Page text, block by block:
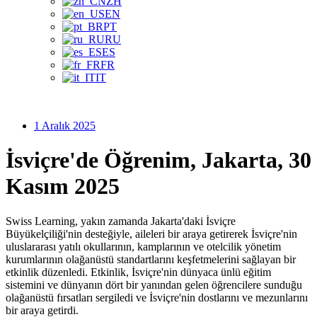
EN
PT
RU
ES
FR
IT
1 Aralık 2025
İsviçre'de Öğrenim, Jakarta, 30
Kasım 2025
Swiss Learning, yakın zamanda Jakarta'daki İsviçre
Büyükelçiliği'nin desteğiyle, aileleri bir araya getirerek İsviçre'nin
uluslararası yatılı okullarının, kamplarının ve otelcilik yönetim
kurumlarının olağanüstü standartlarını keşfetmelerini sağlayan bir
etkinlik düzenledi. Etkinlik, İsviçre'nin dünyaca ünlü eğitim
sistemini ve dünyanın dört bir yanından gelen öğrencilere sunduğu
olağanüstü fırsatları sergiledi ve İsviçre'nin dostlarını ve mezunlarını
bir araya getirdi.